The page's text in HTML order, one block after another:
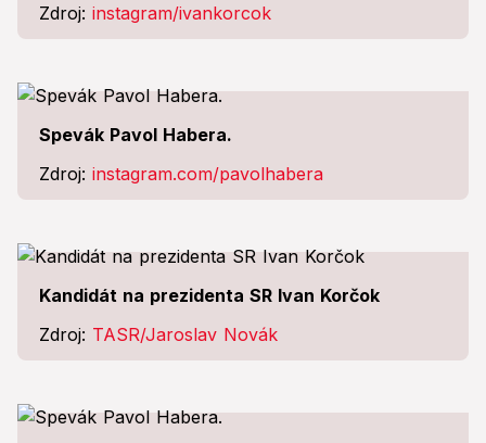
Zdroj: instagram/ivankorcok
Spevák Pavol Habera.
Zdroj: instagram.com/pavolhabera
Kandidát na prezidenta SR Ivan Korčok
Zdroj: TASR/Jaroslav Novák